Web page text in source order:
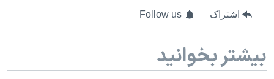
اشتراک Follow us
بیشتر بخوانید